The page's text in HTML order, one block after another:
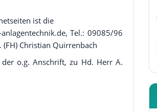
ist die
Tel.: 09085/96
Christian Quirrenbach
o.g. Anschrift, zu Hd. Herr A.